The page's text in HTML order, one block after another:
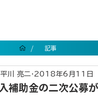
/ 記事
補助金の二次公募
平川 亮二 2018年6月11日